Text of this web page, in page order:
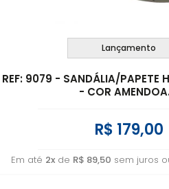
Lançamento
REF: 9079 - SANDÁLIA/PAPETE
- COR
R$ 179,00
Em até 2x de R$ 89,50 sem juros